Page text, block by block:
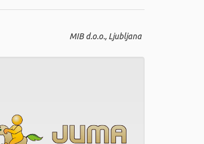
MIB d.o.o., Ljubljana